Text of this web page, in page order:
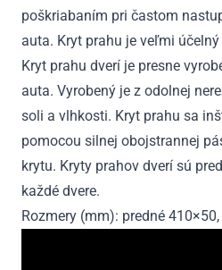
poškriabaním pri častom
auta. Kryt prahu je veľmi
Kryt prahu dverí je presne
auta. Vyrobený je z odolnej
soli a vlhkosti. Kryt prahu sa
pomocou silnej obojstrannej
krytu. Kryty prahov dverí sú
každé dvere.
Rozmery (mm): predné